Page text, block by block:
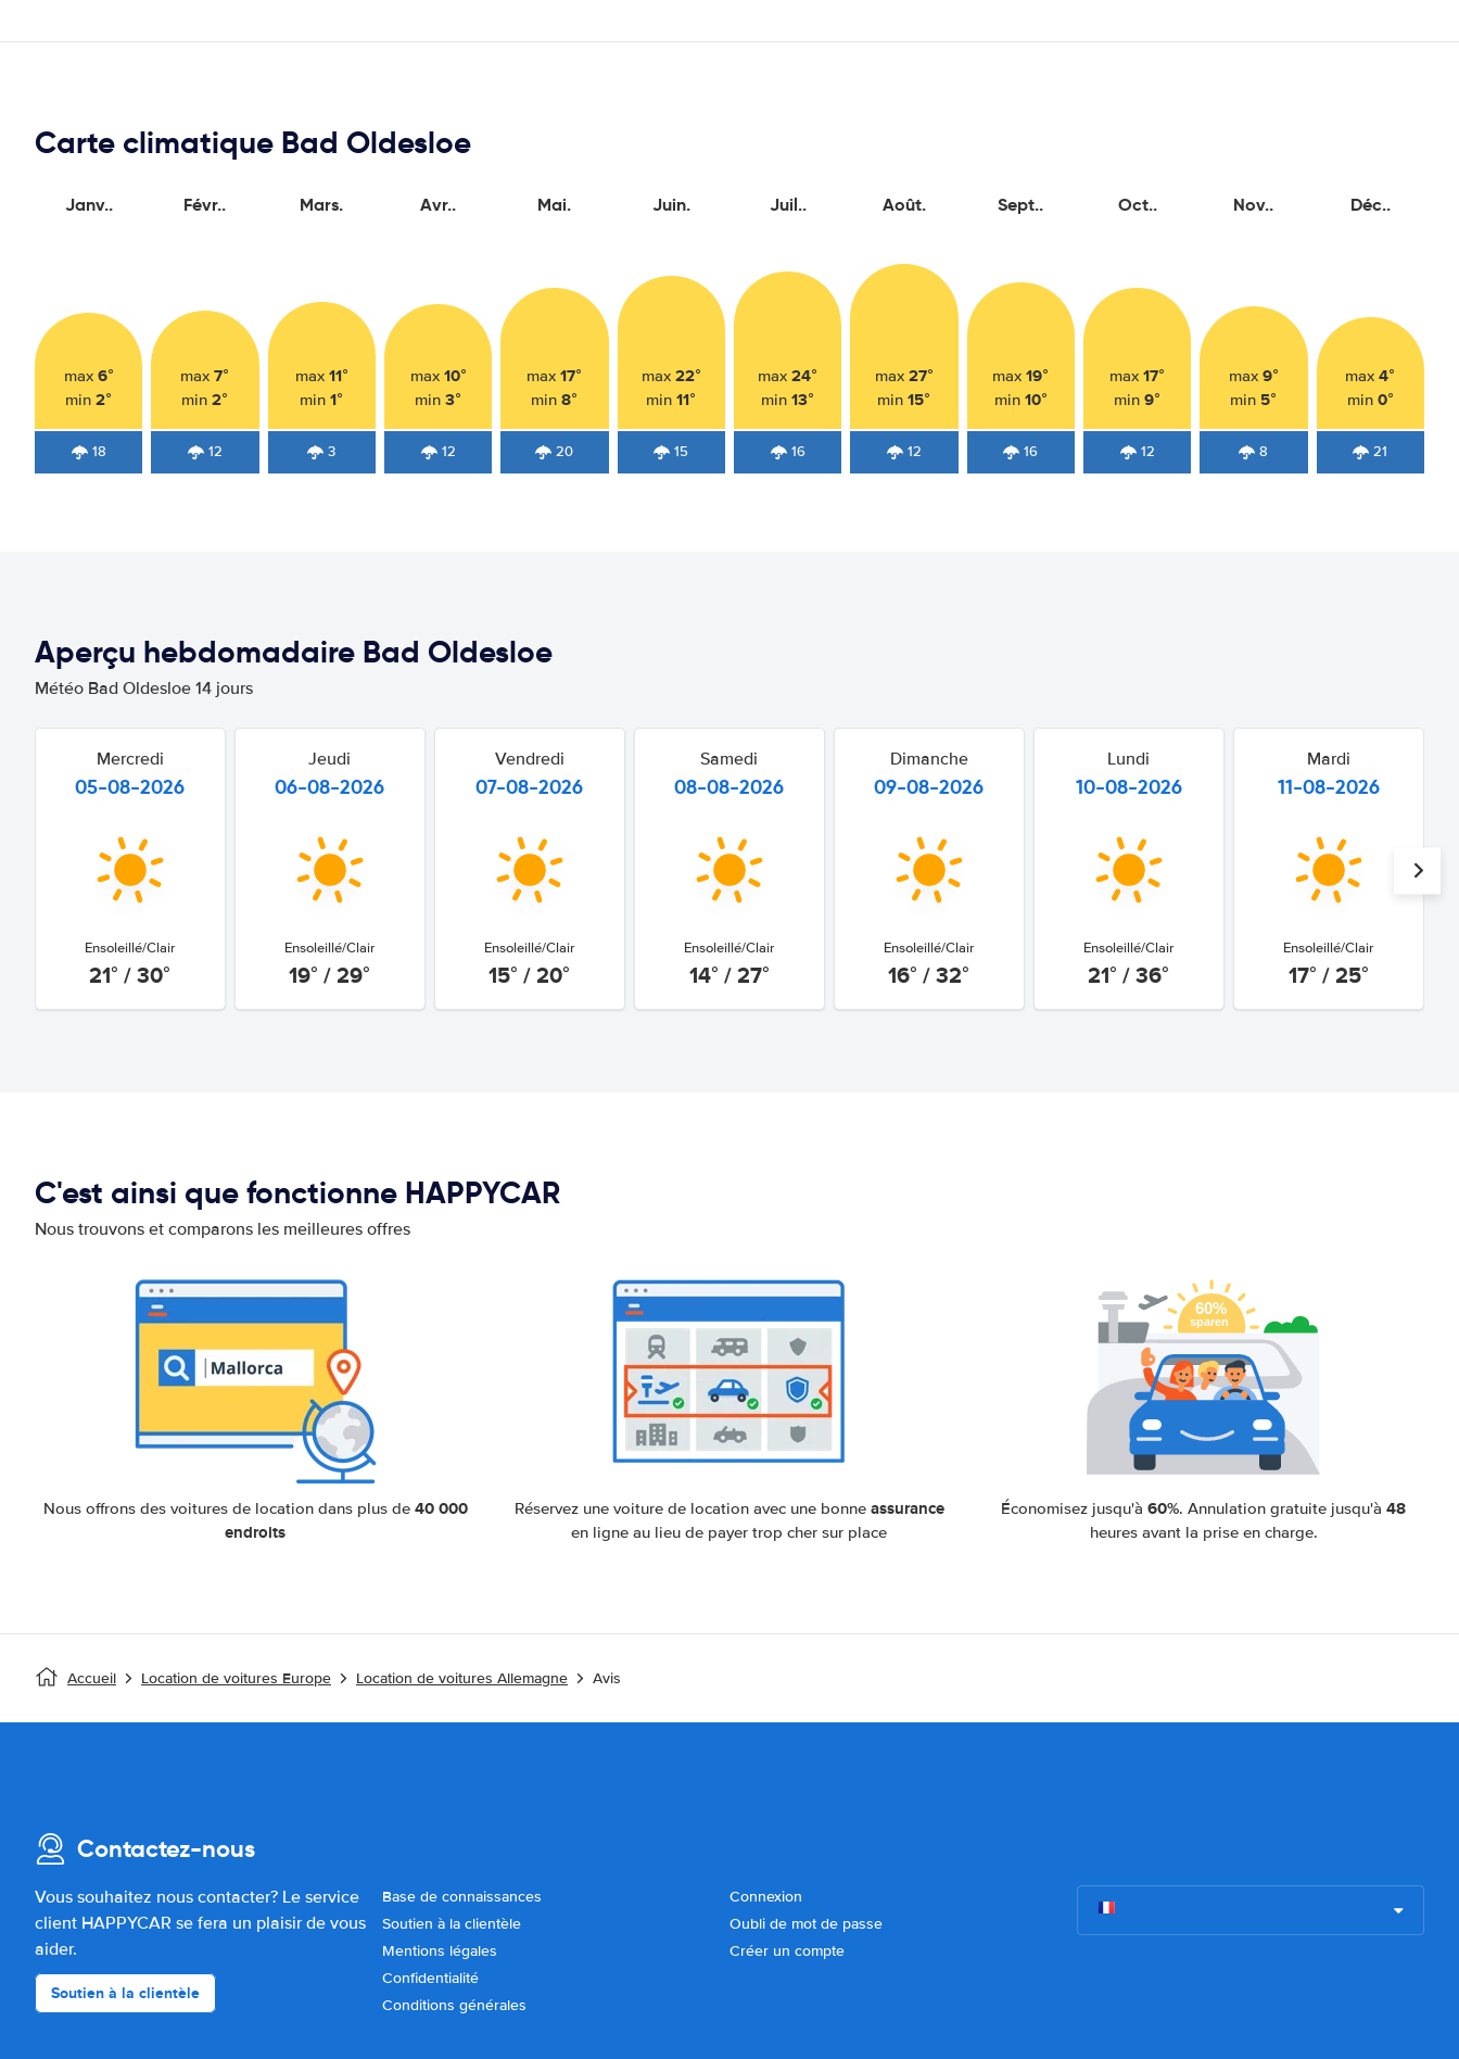
Carte climatique Bad Oldesloe
Janv..
max 6°
min2°
18
Févr..
max7°
min2°
12
Mars.
max 11°
min1°
3
Avr..
max 10°
min3°
12
Mai.
max17°
min8°
20
Juin.
max 22°
min11°
15
Juil..
max24°
min13°
16
Août.
max 27°
min15°
12
Sept..
max19°
min 10°
16
Oct..
max17°
min9°
12
Nov..
max 9°
min 5°
8
Déc..
max4°
min 0°
21
Aperçu hebdomadaire Bad Oldesloe
Météo Bad Oldesloe 14 jours
Mercredi
05-08-2026
Ensoleillé/Clair
21° / 30°
Jeudi
06-08-2026
Ensoleillé/Clair
19° / 29°
Vendredi
07-08-2026
Ensoleillé/Clair
15° / 20°
Samedi
08-08-2026
Ensoleillé/Clair
14° / 27°
Dimanche
09-08-2026
Ensoleillé/Clair
16° / 32°
Lundi
10-08-2026
Ensoleillé/Clair
21° / 36°
Mardi
11-08-2026
Ensoleillé/Clair
17° / 25°
C'est ainsi que fonctionne HAPPYCAR
Nous trouvons et comparons les meilleures offres
Nous offrons des voitures de location dans plus de 40 000
endroits
Réservez une voiture de location avec une bonne assurance
en ligne au lieu de payer trop cher sur place
Économisez jusqu'à60%. Annulation gratuite jusqu'à48
heures avant la prise en charge.
Accueil Location de voitures Europe Location de voitures Allemagne Avis
Contactez-nous
Vous souhaitez nous contacter? Le service
client HAPPYCAR se fera un plaisir de vous
aider.
Soutien à la clientèle
Base de connaissances
Soutien à la clientèle
Mentions légales
Confidentialité
Conditions générales
Connexion
Oubli de mot de passe
Créer un compte